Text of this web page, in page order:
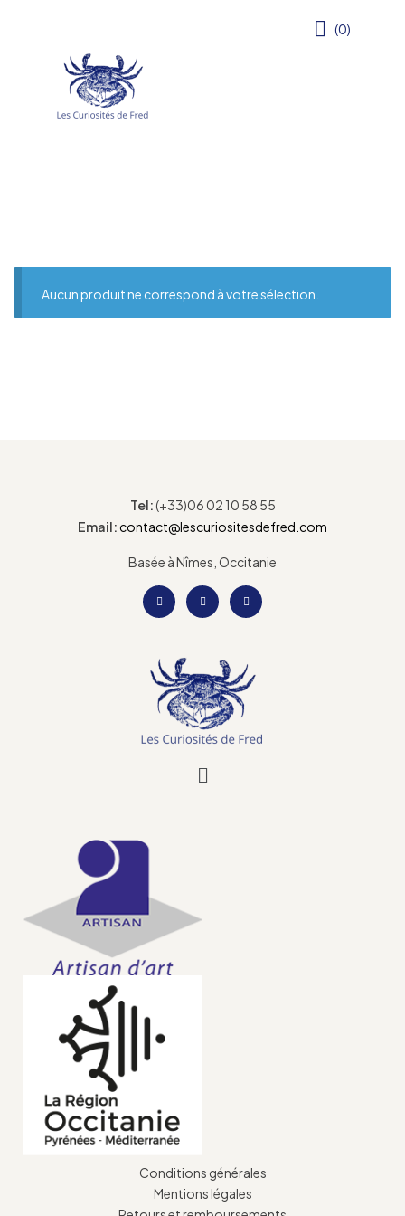
(0)
Aucun produit ne correspond à votre sélection.
Tel:(+33)06 02 10 58 55
Email:contact@lescuriositesdefred.com
Basée à Nîmes, Occitanie
Conditions générales
Mentions légales